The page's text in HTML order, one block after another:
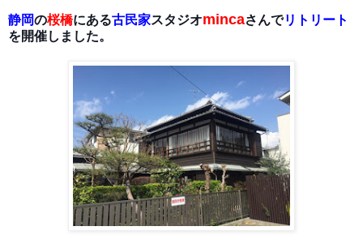
静岡の桜橋にある古民家スタジオmincaさんでリトリート
を開催しました。